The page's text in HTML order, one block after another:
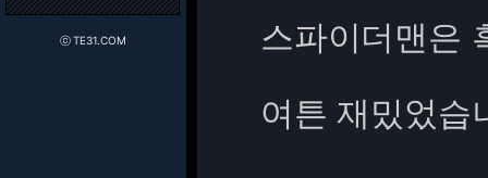
ⓒ TE31.COM
스파이더맨은
여튼 재밌었습